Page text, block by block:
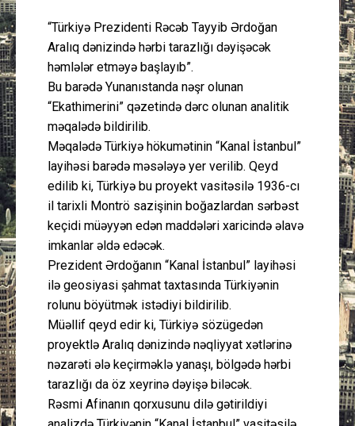
Layihə
Gündəm
Peşə etikası
“Türkiyə Prezidenti Rəcəb Tayyib Ərdoğan
Aralıq dənizində hərbi tarazlığı dəyişəcək
həmlələr etməyə başlayıb”.
Bu barədə Yunanıstanda nəşr olunan
“Ekathimerini” qəzetində dərc olunan analitik
məqalədə bildirilib.
Məqalədə Türkiyə hökumətinin “Kanal İstanbul”
layihəsi barədə məsələyə yer verilib. Qeyd
edilib ki, Türkiyə bu proyekt vasitəsilə 1936-cı
il tarixli Montrö sazişinin boğazlardan sərbəst
keçidi müəyyən edən maddələri xaricində əlavə
imkanlar əldə edəcək.
Prezident Ərdoğanın “Kanal İstanbul” layihəsi
ilə geosiyasi şahmat taxtasında Türkiyənin
rolunu böyütmək istədiyi bildirilib.
Müəllif qeyd edir ki, Türkiyə sözügedən
proyektlə Aralıq dənizində nəqliyyat xətlərinə
nəzarəti ələ keçirməklə yanaşı, bölgədə hərbi
tarazlığı da öz xeyrinə dəyişə biləcək.
Rəsmi Afinanın qorxusunu dilə gətirildiyi